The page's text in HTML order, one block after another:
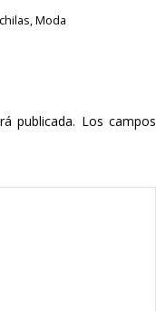
,Moda
publicada. Los campos